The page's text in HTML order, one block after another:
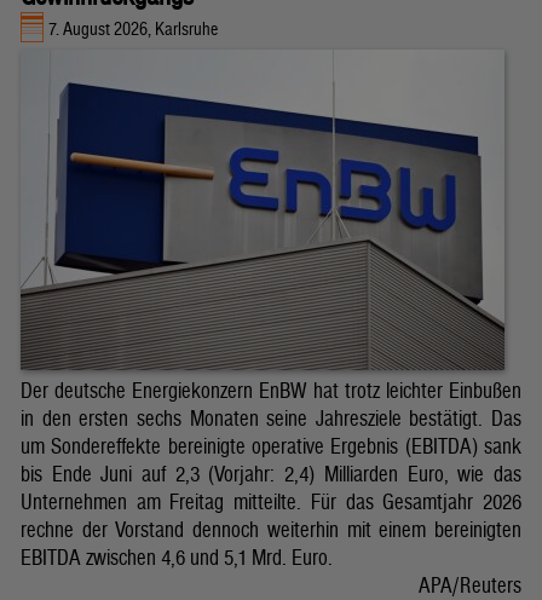
7. August 2026, Karlsruhe
Der deutsche Energiekonzern EnBW hat trotz leichter Einbußen
in den ersten sechs Monaten seine Jahresziele bestätigt. Das
um Sondereffekte bereinigte operative Ergebnis (EBITDA) sank
bis Ende Juni auf 2,3 (Vorjahr: 2,4) Milliarden Euro, wie das
Unternehmen am Freitag mitteilte. Für das Gesamtjahr 2026
rechne der Vorstand dennoch weiterhin mit einem bereinigten
EBITDA zwischen 4,6 und 5,1 Mrd. Euro.
APA/Reuters